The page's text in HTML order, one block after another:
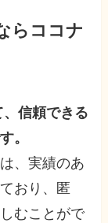
らココナ
、信頼できる
。
、実績のあ
おり、匿
むことがで